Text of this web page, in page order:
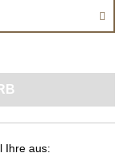
Ihre aus: